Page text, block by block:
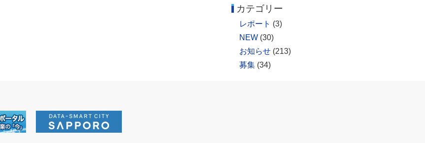
カテゴリー
レポート (3)
NEW(30)
お知らせ(213)
募集(34)